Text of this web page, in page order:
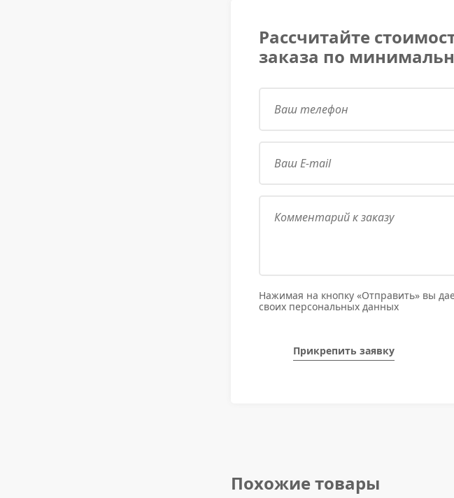
Рассчитайте
заказа по
Нажимая на кнопку «Отправить» вы
своих персональных данных
Прикрепить заявку
Похожие товары